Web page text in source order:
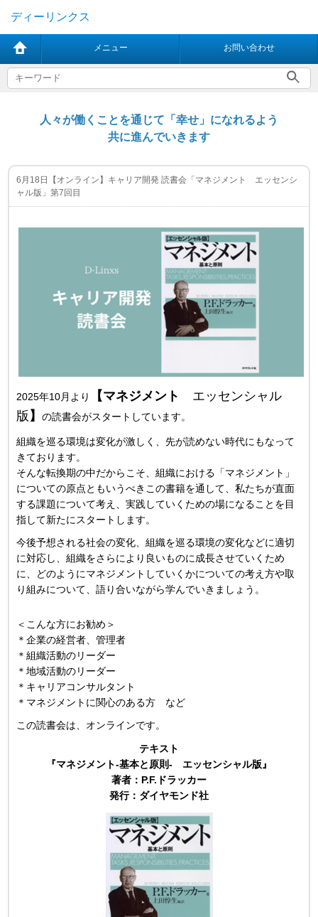
ディーリンクス
メニュー お問い合わせ
人々が働くことを通じて「幸せ」になれるよう
共に進んでいきます
6月18日【オンライン】キャリア開発 読書会「マネジメント エッセンシ
ャル版」第7回目
2025年10月より 【マネジメント エッセンシャル
版 】の読書会がスタートしています。
組織を巡る環境は変化が激しく、先が読めない時代にもなって
きております。
そんな転換期の中だからこそ、組織における「マネジメント」
についての原点ともいうべきこの書籍を通して、私たちが直面
する課題について考え、実践していくための場になることを目
指して新たにスタートします。
今後予想される社会の変化、組織を巡る環境の変化などに適切
に対応し、組織をさらにより良いものに成長させていくため
に、どのようにマネジメントしていくかについての考え方や取
り組みについて、語り合いながら学んでいきましょう。
＜こんな方にお勧め＞
＊企業の経営者、管理者
＊組織活動のリーダー
＊地域活動のリーダー
＊キャリアコンサルタント
＊マネジメントに関心のある方 など
この読書会は、オンラインです。
テキスト
『マネジメント‐基本と原則‐ エッセンシャル版』
著者：P.F.ドラッカー
発行：ダイヤモンド社